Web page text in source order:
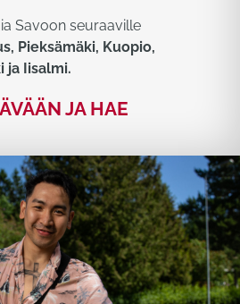
Savoon seuraaville
Pieksämäki, Kuopio,
ja Iisalmi.
JA HAE